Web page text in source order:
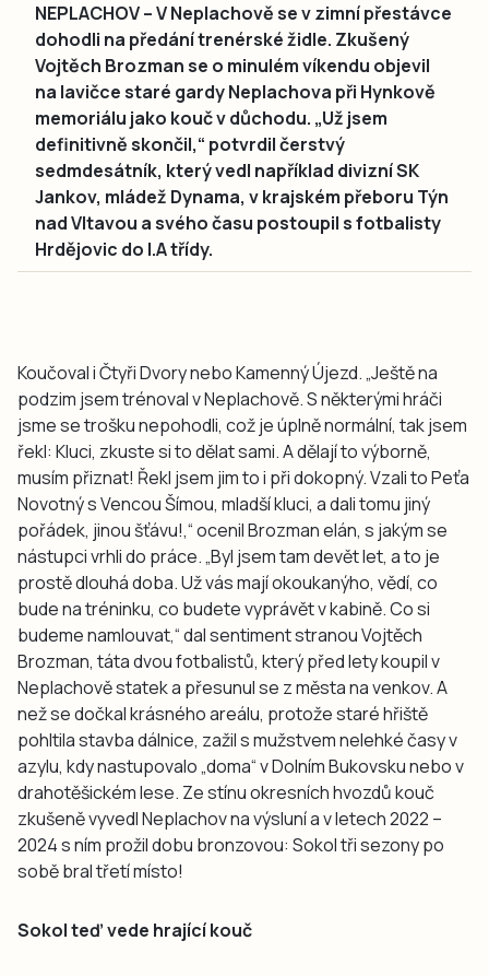
NEPLACHOV – V Neplachově se v zimní přestávce
dohodli na předání trenérské židle. Zkušený
Vojtěch Brozman se o minulém víkendu objevil
na lavičce staré gardy Neplachova při Hynkově
memoriálu jako kouč v důchodu. „Už jsem
definitivně skončil,“ potvrdil čerstvý
sedmdesátník, který vedl například divizní SK
Jankov, mládež Dynama, v krajském přeboru Týn
nad Vltavou a svého času postoupil s fotbalisty
Hrdějovic do I.A třídy.
Koučoval i Čtyři Dvory nebo Kamenný Újezd. „Ještě na
podzim jsem trénoval v Neplachově. S některými hráči
jsme se trošku nepohodli, což je úplně normální, tak jsem
řekl: Kluci, zkuste si to dělat sami. A dělají to výborně,
musím přiznat! Řekl jsem jim to i při dokopný. Vzali to Peťa
Novotný s Vencou Šímou, mladší kluci, a dali tomu jiný
pořádek, jinou šťávu!,“ ocenil Brozman elán, s jakým se
nástupci vrhli do práce. „Byl jsem tam devět let, a to je
prostě dlouhá doba. Už vás mají okoukanýho, vědí, co
bude na tréninku, co budete vyprávět v kabině. Co si
budeme namlouvat,“ dal sentiment stranou Vojtěch
Brozman, táta dvou fotbalistů, který před lety koupil v
Neplachově statek a přesunul se z města na venkov. A
než se dočkal krásného areálu, protože staré hřiště
pohltila stavba dálnice, zažil s mužstvem nelehké časy v
azylu, kdy nastupovalo „doma“ v Dolním Bukovsku nebo v
drahotěšickém lese. Ze stínu okresních hvozdů kouč
zkušeně vyvedl Neplachov na výsluní a v letech 2022 –
2024 s ním prožil dobu bronzovou: Sokol tři sezony po
sobě bral třetí místo!
Sokol teď vede hrající kouč